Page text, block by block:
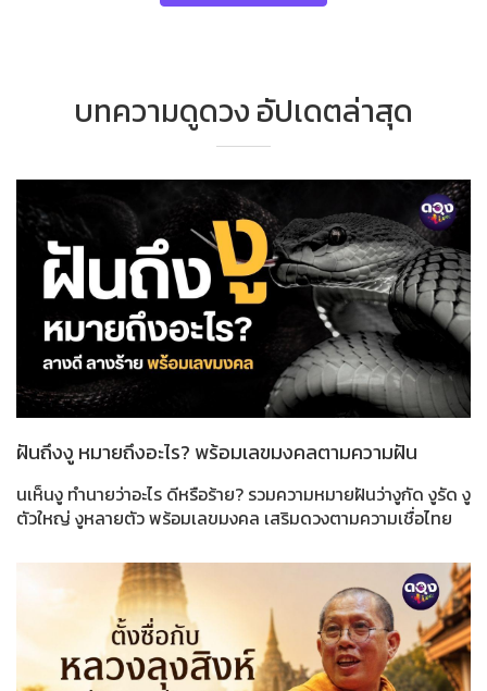
บทความดูดวง อัปเดตล่าสุด
ฝันถึงงู หมายถึงอะไร? พร้อมเลขมงคลตามความฝัน
นเห็นงู ทำนายว่าอะไร ดีหรือร้าย? รวมความหมายฝันว่างูกัด งูรัด งู
ตัวใหญ่ งูหลายตัว พร้อมเลขมงคล เสริมดวงตามความเชื่อไทย